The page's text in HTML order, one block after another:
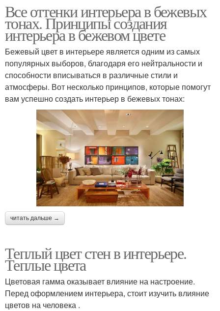
Все оттенки интерьера в бежевых
тонах. Принципы создания
интерьера в бежевом цвете
Бежевый цвет в интерьере является одним из самых
популярных выборов, благодаря его нейтральности и
способности вписываться в различные стили и
атмосферы. Вот несколько принципов, которые помогут
вам успешно создать интерьер в бежевых тонах:
читать дальше →
Теплый цвет стен в интерьере.
Теплые цвета
Цветовая гамма оказывает влияние на настроение.
Перед оформлением интерьера, стоит изучить влияние
цветов на человека .